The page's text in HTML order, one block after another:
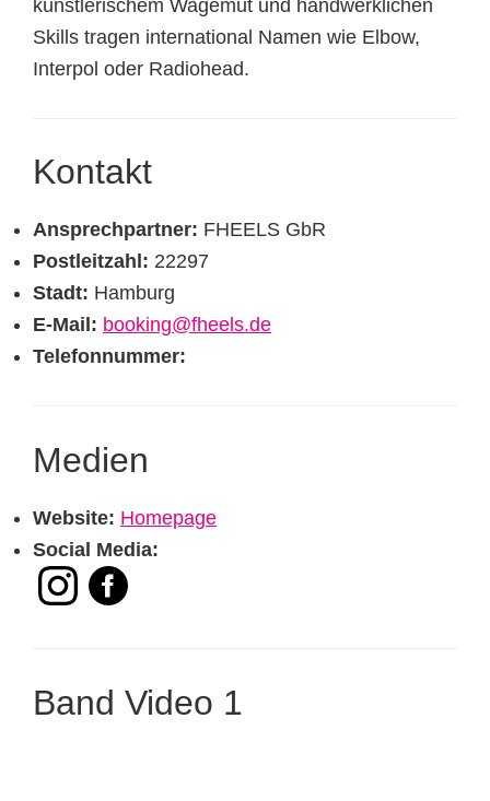
künstlerischem Wagemut und handwerklichen
Skills tragen international Namen wie Elbow,
Interpol oder Radiohead.
Kontakt
Ansprechpartner: FHEELS GbR
Postleitzahl: 22297
Stadt: Hamburg
E-Mail: booking@fheels.de
Telefonnummer:
Medien
Website: Homepage
Social Media:
Band Video 1